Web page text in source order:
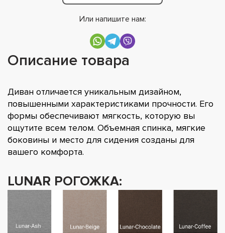
Или напишите нам:
Описание товара
Диван отличается уникальным дизайном,
повышенными характеристиками прочности. Его
формы обеспечивают мягкость, которую вы
ощутите всем телом. Объемная спинка, мягкие
боковины и место для сидения созданы для
вашего комфорта.
LUNAR РОГОЖКА: